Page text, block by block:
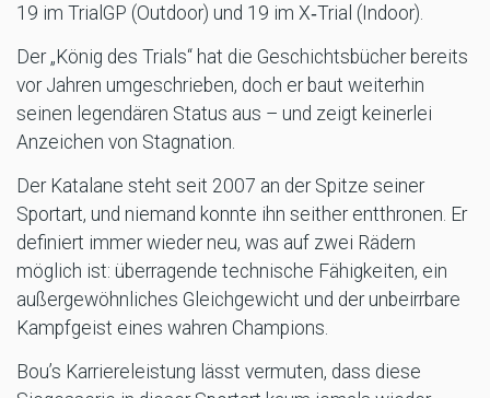
19 im TrialGP (Outdoor) und 19 im X‑Trial (Indoor).
Der „König des Trials“ hat die Geschichtsbücher bereits
vor Jahren umgeschrieben, doch er baut weiterhin
seinen legendären Status aus – und zeigt keinerlei
Anzeichen von Stagnation.
Der Katalane steht seit 2007 an der Spitze seiner
Sportart, und niemand konnte ihn seither entthronen. Er
definiert immer wieder neu, was auf zwei Rädern
möglich ist: überragende technische Fähigkeiten, ein
außergewöhnliches Gleichgewicht und der unbeirrbare
Kampfgeist eines wahren Champions.
Bou’s Karriereleistung lässt vermuten, dass diese